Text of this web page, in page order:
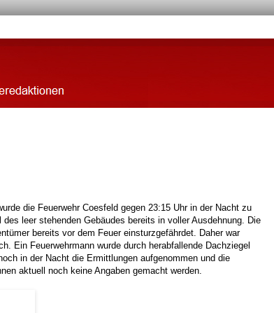
die Feuerwehr Coesfeld gegen 23:15 Uhr in der Nacht zu
leer stehenden Gebäudes bereits in voller Ausdehnung. Die
bereits vor dem Feuer einsturzgefährdet. Daher war
Ein Feuerwehrmann wurde durch herabfallende Dachziegel
in der Nacht die Ermittlungen aufgenommen und die
aktuell noch keine Angaben gemacht werden.